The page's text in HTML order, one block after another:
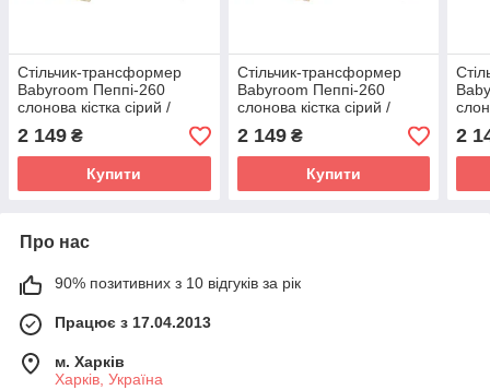
Стільчик-трансформер
Babyroom Пеппі-260
слонова кістка сірий /
графіт (сова)
2 149 ₴
Купити
Стільчик-трансформер
Babyroom Пеппі-260
слонова кістка сірий /
графіт (панда)
2 149₴
Купити
2
Про нас
90% позитивних з 10 відгуків за рік
Працює з 17.04.2013
м. Харків
Харків, Україна